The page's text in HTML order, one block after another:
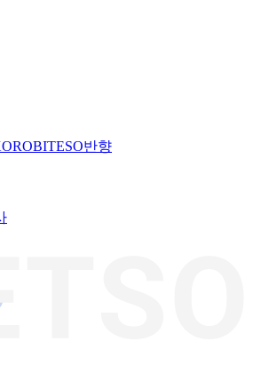
BITESO반향